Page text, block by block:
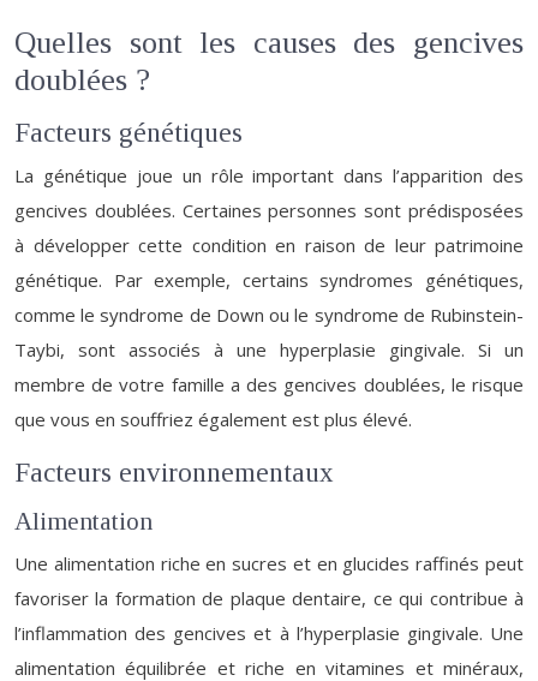
Quelles sont les causes des gencives
doublées ?
Facteurs génétiques
La génétique joue un rôle important dans l’apparition des
gencives doublées. Certaines personnes sont prédisposées
à développer cette condition en raison de leur patrimoine
génétique. Par exemple, certains syndromes génétiques,
comme le syndrome de Down ou le syndrome de Rubinstein-
Taybi, sont associés à une hyperplasie gingivale. Si un
membre de votre famille a des gencives doublées, le risque
que vous en souffriez également est plus élevé.
Facteurs environnementaux
Alimentation
Une alimentation riche en sucres et en glucides raffinés peut
favoriser la formation de plaque dentaire, ce qui contribue à
l’inflammation des gencives et à l’hyperplasie gingivale. Une
alimentation équilibrée et riche en vitamines et minéraux,